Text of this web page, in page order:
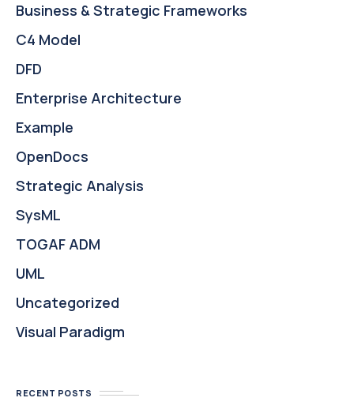
Business & Strategic Frameworks
C4 Model
DFD
Enterprise Architecture
Example
OpenDocs
Strategic Analysis
SysML
TOGAF ADM
UML
Uncategorized
Visual Paradigm
RECENT POSTS